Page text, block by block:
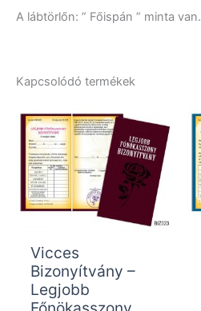
A lábtörlőn: ” Főispán ” minta van.
Kapcsolódó termékek
Vicces
Bizonyítvány –
Legjobb